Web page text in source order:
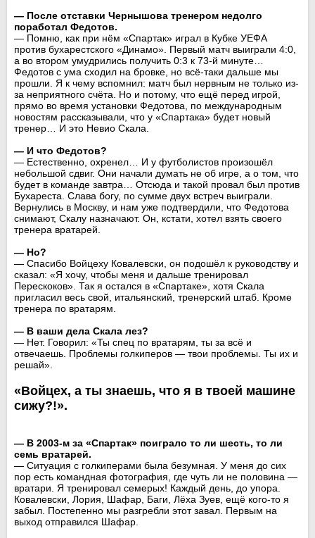
— После отставки Чернышова тренером недолго
поработал Федотов.
— Помню, как при нём «Спартак» играл в Кубке УЕФА
против бухарестского «Динамо». Первый матч выиграли 4:0,
а во втором умудрились получить 0:3 к 73-й минуте…
Федотов с ума сходил на бровке, но всё-таки дальше мы
прошли. Я к чему вспомнил: матч был нервным не только из-
за неприятного счёта. Но и потому, что ещё перед игрой,
прямо во время установки Федотова, по международным
новостям рассказывали, что у «Спартака» будет новый
тренер… И это Невио Скала.
— И что Федотов?
— Естественно, охренел… И у футболистов произошёл
небольшой сдвиг. Они начали думать не об игре, а о том, что
будет в команде завтра… Отсюда и такой провал был против
Бухареста. Слава богу, по сумме двух встреч выиграли.
Вернулись в Москву, и нам уже подтвердили, что Федотова
снимают, Скалу назначают. Он, кстати, хотел взять своего
тренера вратарей.
— Но?
— Спасибо Войцеху Ковалевски, он подошёл к руководству и
сказал: «Я хочу, чтобы меня и дальше тренировал
Перескоков». Так я остался в «Спартаке», хотя Скала
пригласил весь свой, итальянский, тренерский штаб. Кроме
тренера по вратарям.
— В ваши дела Скала лез?
— Нет. Говорил: «Ты спец по вратарям, ты за всё и
отвечаешь. Проблемы голкиперов — твои проблемы. Ты их и
решай».
«Войцех, а ты знаешь, что я в твоей машине
сижу?!».
— В 2003-м за «Спартак» поиграло то ли шесть, то ли
семь вратарей.
— Ситуация с голкиперами была безумная. У меня до сих
пор есть командная фотография, где чуть ли не половина —
вратари. Я тренировал семерых! Каждый день, до упора.
Ковалевски, Лория, Шафар, Баги, Лёха Зуев, ещё кого-то я
забыл. Постепенно мы разгребли этот завал. Первым на
выход отправился Шафар.